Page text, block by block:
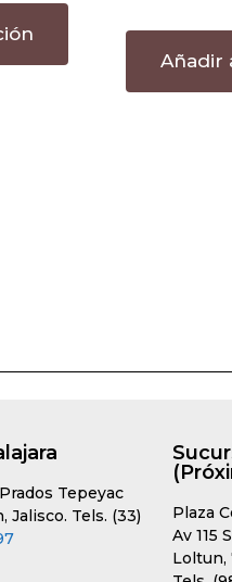
Añadir
Tepeyac
Jalisco. Tels. (33)
Plaza
Av 115
Loltun,